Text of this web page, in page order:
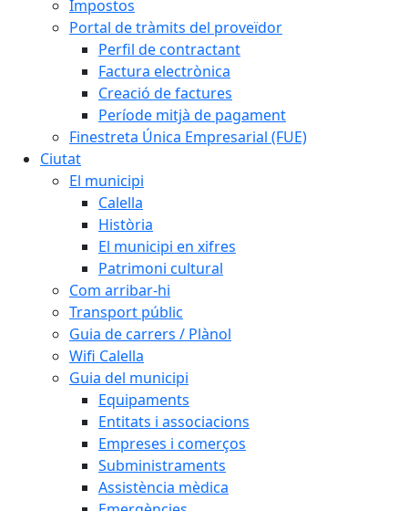
Impostos
Portal de tràmits del proveïdor
Perfil de contractant
Factura electrònica
Creació de factures
Període mitjà de pagament
Finestreta Única Empresarial (FUE)
Ciutat
El municipi
Calella
Història
El municipi en xifres
Patrimoni cultural
Com arribar-hi
Transport públic
Guia de carrers / Plànol
Wifi Calella
Guia del municipi
Equipaments
Entitats i associacions
Empreses i comerços
Subministraments
Assistència mèdica